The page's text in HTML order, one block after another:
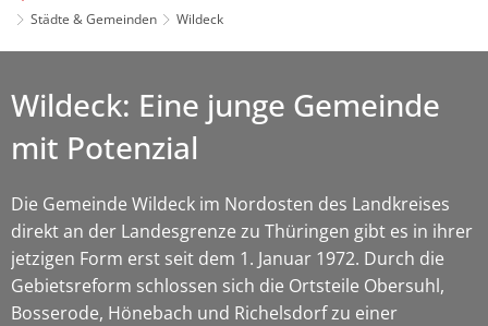
Städte & Gemeinden
Wildeck
Wildeck: Eine junge Gemeinde
mit Potenzial
Die Gemeinde Wildeck im Nordosten des Landkreises
direkt an der Landesgrenze zu Thüringen gibt es in ihrer
jetzigen Form erst seit dem 1. Januar 1972. Durch die
Gebietsreform schlossen sich die Ortsteile Obersuhl,
Bosserode, Hönebach und Richelsdorf zu einer